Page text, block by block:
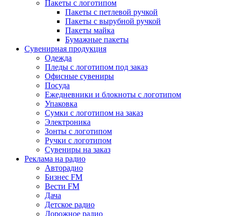
Пакеты с логотипом
Пакеты с петлевой ручкой
Пакеты с вырубной ручкой
Пакеты майка
Бумажные пакеты
Сувенирная продукция
Одежда
Пледы с логотипом под заказ
Офисные сувениры
Посуда
Ежедневники и блокноты с логотипом
Упаковка
Сумки с логотипом на заказ
Электроника
Зонты с логотипом
Ручки с логотипом
Сувениры на заказ
Реклама на радио
Авторадио
Бизнес FM
Вести FM
Дача
Детское радио
Дорожное радио